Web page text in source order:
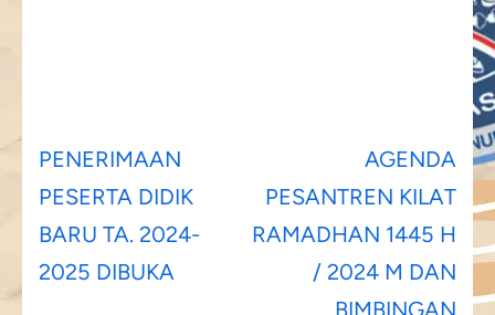
Post
navigation
PENERIMAAN
PESERTA DIDIK
BARU TA. 2024-
2025 DIBUKA
AGENDA
PESANTREN KILAT
RAMADHAN 1445 H
/ 2024 M DAN